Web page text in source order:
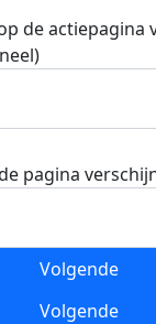
de actiepagina
pagina
Volgende
Volgende